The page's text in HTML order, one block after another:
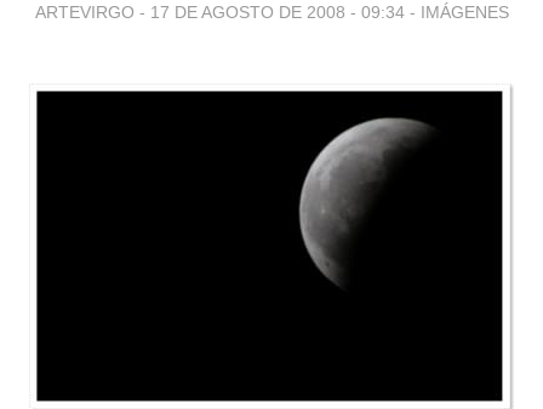
ARTEVIRGO - 17 DE AGOSTO DE 2008 - 09:34 - IMÁGENES